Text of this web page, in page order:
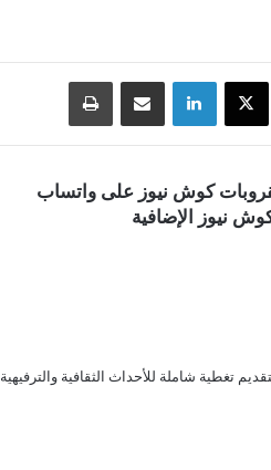
فيسبوك ‫X لينكدإن مشاركة عبر البريد
كوش نيوز على واتساب
نيوز الإضافية
تغطية شاملة للأحداث الثقافية والترفيهية.